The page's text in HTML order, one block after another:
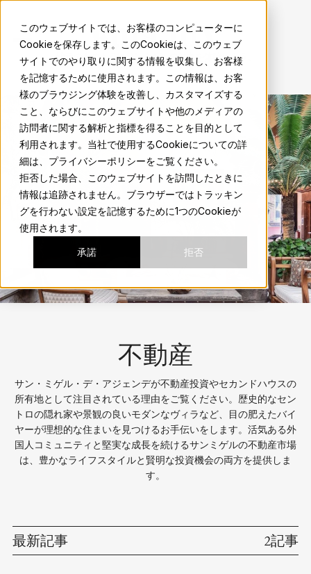
このウェブサイトでは、お客様のコンピューターに
Cookieを保存します。このCookieは、このウェブ
サイトでのやり取りに関する情報を収集し、お客様
を記憶するために使用されます。この情報は、お客
様のブラウジング体験を改善し、カスタマイズする
こと、ならびにこのウェブサイトや他のメディアの
訪問者に関する解析と指標を得ることを目的として
利用されます。当社で使用するCookieについての詳
細は、プライバシーポリシーをご覧ください。
拒否した場合、このウェブサイトを訪問したときに
情報は追跡されません。ブラウザーではトラッキン
グを行わない設定を記憶するために1つのCookieが
使用されます。
承諾 拒否
sma.mx
地元の人のようにサンミゲルの魅力を体験しよう。
不動産
サン・ミゲル・デ・アジェンデが不動産投資やセカンドハウスの
所有地として注目されている理由をご覧ください。歴史的なセン
トロの隠れ家や景観の良いモダンなヴィラなど、目の肥えたバイ
ヤーが理想的な住まいを見つけるお手伝いをします。活気ある外
国人コミュニティと堅実な成長を続けるサンミゲルの不動産市場
は、豊かなライフスタイルと賢明な投資機会の両方を提供しま
す。
最新記事 2記事